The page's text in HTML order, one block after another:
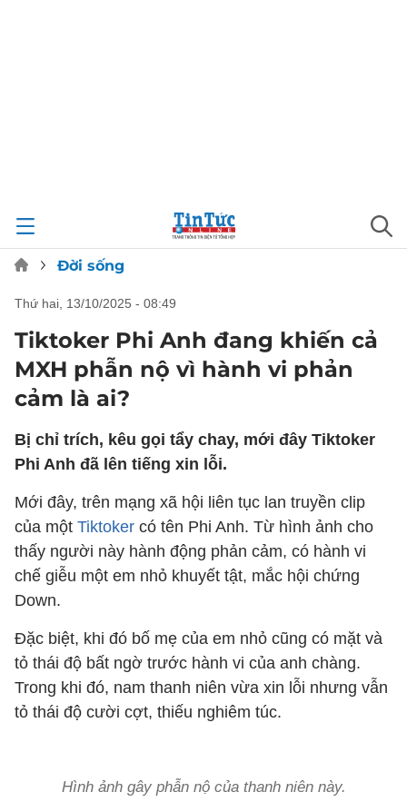
Đời sống
thứ hai, 13/10/2025 - 08:49
Tiktoker Phi Anh đang khiến cả
MXH phẫn nộ vì hành vi phản
cảm là ai?
Bị chỉ trích, kêu gọi tẩy chay, mới đây Tiktoker
Phi Anh đã lên tiếng xin lỗi.
Mới đây, trên mạng xã hội liên tục lan truyền clip
của một Tiktoker có tên Phi Anh. Từ hình ảnh cho
thấy người này hành động phản cảm, có hành vi
chế giễu một em nhỏ khuyết tật, mắc hội chứng
Down.
Đặc biệt, khi đó bố mẹ của em nhỏ cũng có mặt và
tỏ thái độ bất ngờ trước hành vi của anh chàng.
Trong khi đó, nam thanh niên vừa xin lỗi nhưng vẫn
tỏ thái độ cười cợt, thiếu nghiêm túc.
Hình ảnh gây phẫn nộ của thanh niên này.